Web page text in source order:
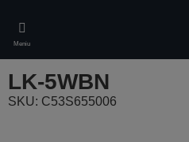
main
content
Meniu
LK-5WBN
SKU: C53S655006